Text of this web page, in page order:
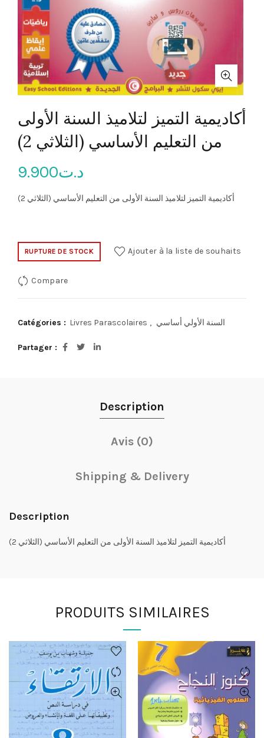
أكاديمية التميز لتلاميذ السنة الأولى
من التعليم الأساسي (الثلاثي 2)
د.ت9.900
أكاديمية التميز لتلاميذ السنة الأولى من التعليم الأساسي (الثلاثي 2)
RUPTURE DE STOCK Ajouter à la liste de souhaits
Compare
Catégories : Livres Parascolaires , السنة الأولي أساسي
Partager
Description
Avis (0)
Shipping & Delivery
Description
أكاديمية التميز لتلاميذ السنة الأولى من التعليم الأساسي (الثلاثي 2)
PRODUITS SIMILAIRES